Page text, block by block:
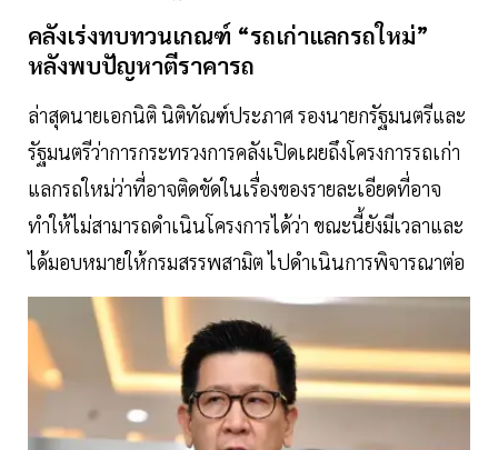
คลังเร่งทบทวนเกณฑ์ “รถเก่าแลกรถใหม่”
หลังพบปัญหาตีราคารถ
ล่าสุดนายเอกนิติ นิติทัณฑ์ประภาศ รองนายกรัฐมนตรีและ
รัฐมนตรีว่าการกระทรวงการคลังเปิดเผยถึงโครงการรถเก่า
แลกรถใหม่ว่าที่อาจติดขัดในเรื่องของรายละเอียดที่อาจ
ทำให้ไม่สามารถดำเนินโครงการได้ว่า ขณะนี้ยังมีเวลาและ
ได้มอบหมายให้กรมสรรพสามิต ไปดำเนินการพิจารณาต่อ